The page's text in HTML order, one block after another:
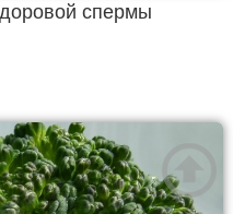
спермы